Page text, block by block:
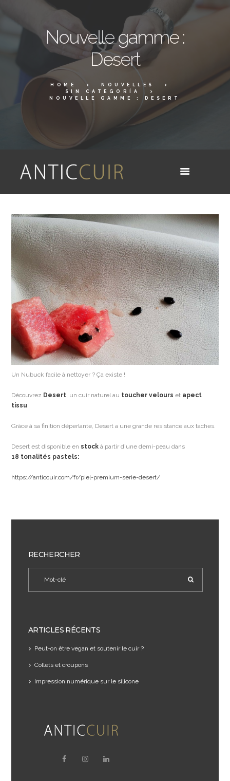
Nouvelle gamme :
Desert
HOME
NOUVELLES
SIN CATEGORÍA
NOUVELLE GAMME : DESERT
Un Nubuck facile à nettoyer ? Ça existe !
Découvrez Desert , un cuir naturel au toucher velourset apect
tissu
Grâce à sa finition déperlante, Desert a une grande resistance aux taches.
Desert est disponible enstockà partir d´une demi-peau dans
18 tonalités pastels:
https://anticcuir.com/fr/piel-premium-serie-desert/
RECHERCHER
ARTICLES RÉCENTS
Peut-on être vegan et soutenir le cuir ?
Collets et croupons
Impression numérique sur le silicone